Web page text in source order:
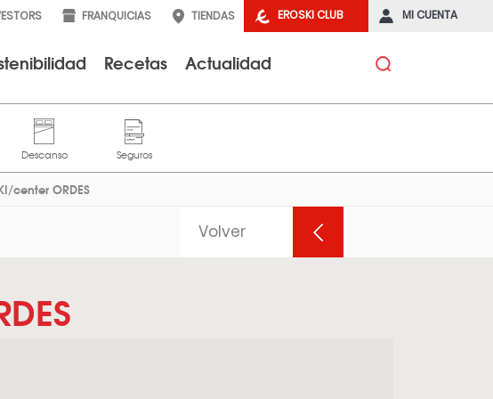
EROSKI CLUB MI CUENTA
FRANQUICIAS TIENDAS
Recetas Actualidad
center ORDES
Volver